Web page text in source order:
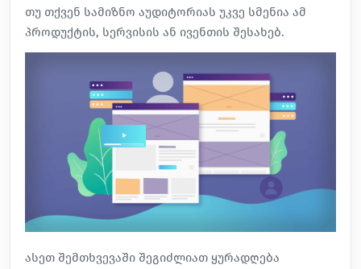
თუ თქვენ სამიზნო აუდიტორიას უკვე სმენია ამ
პროდუქტის, სერვისის ან ივენთის შესახებ.
ასეთ შემთხვევაში შეგიძლიათ ყურადღება